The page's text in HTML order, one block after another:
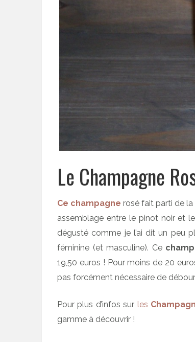
Le Champagne
Ce champagne rosé fait parti de
assemblage entre le pinot noir et
dégusté comme je l’ai dit un peu
féminine (et masculine). Ce
19,50 euros ! Pour moins de 20
pas forcément nécessaire de
Pour plus d’infos sur les
gamme à découvrir !